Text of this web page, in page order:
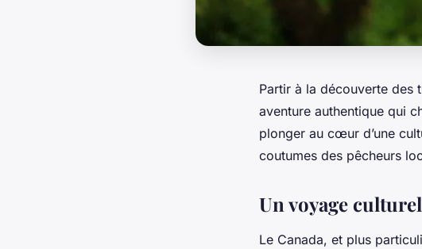
Partir à la découverte des
aventure authentique qui
plonger au cœur d’une
coutumes des pêcheurs
Un voyage
Le Canada, et plus